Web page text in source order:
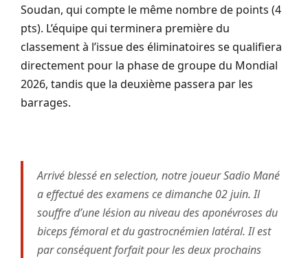
Soudan, qui compte le même nombre de points (4
pts). L’équipe qui terminera première du
classement à l’issue des éliminatoires se qualifiera
directement pour la phase de groupe du Mondial
2026, tandis que la deuxième passera par les
barrages.
Arrivé blessé en selection, notre joueur Sadio Mané
a effectué des examens ce dimanche 02 juin. Il
souffre d’une lésion au niveau des aponévroses du
biceps fémoral et du gastrocnémien latéral. Il est
par conséquent forfait pour les deux prochains